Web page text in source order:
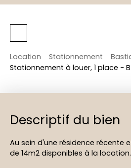
Location Stationnement
Stationnement à louer, 1 place -
Descriptif du bien
Au sein d'une résidence récente
de 14m2 disponibles à la location.